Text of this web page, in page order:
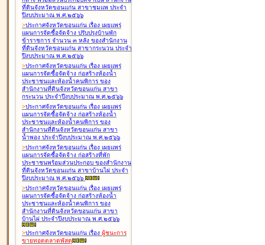
ที่ดินจังหวัดขอนแก่น สาขาชุมแพ ประจำ
ปีงบประมาณ พ.ศ.๒๕๖๖
>ประกาศจังหวัดขอนแก่น เรื่อง เผยแพร่
แผนการจัดซื้อจัดจ้าง ปรับปรุงบ้านพัก
ข้าราชการ จำนวน ๓ หลัง ของสำนักงาน
ที่ดินจังหวัดขอนแก่น สาขากระนวน ประจำ
ปีงบประมาณ พ.ศ.๒๕๖๖
>ประกาศจังหวัดขอนแก่น เรื่อง เผยแพร่
แผนการจัดซื้อจัดจ้าง ก่อสร้างห้องน้ำ
ประชาชนและห้องน้ำคนพิการ ของ
สำนักงานที่ดินจังหวัดขอนแก่น สาขา
กระนวน ประจำปีงบประมาณ พ.ศ.๒๕๖๖
>ประกาศจังหวัดขอนแก่น เรื่อง เผยแพร่
แผนการจัดซื้อจัดจ้าง ก่อสร้างห้องน้ำ
ประชาชนและห้องน้ำคนพิการ ของ
สำนักงานที่ดินจังหวัดขอนแก่น สาขา
น้ำพอง ประจำปีงบประมาณ พ.ศ.๒๕๖๖
>ประกาศจังหวัดขอนแก่น เรื่อง เผยแพร่
แผนการจัดซื้อจัดจ้าง ก่อสร้างที่พัก
ประชาชนพร้อมส่วนประกอบ ของสำนักงาน
ที่ดินจังหวัดขอนแก่น สาขาบ้านไผ่ ประจำ
ปีงบประมาณ พ.ศ.๒๕๖๖
>ประกาศจังหวัดขอนแก่น เรื่อง เผยแพร่
แผนการจัดซื้อจัดจ้าง ก่อสร้างห้องน้ำ
ประชาชนและห้องน้ำคนพิการ ของ
สำนักงานที่ดินจังหวัดขอนแก่น สาขา
บ้านไผ่ ประจำปีงบประมาณ พ.ศ.๒๕๖๖
>ประกาศจังหวัดขอนแก่น เรื่อง ผู้ชนะการ
ขายทอดตลาดพัสดุ